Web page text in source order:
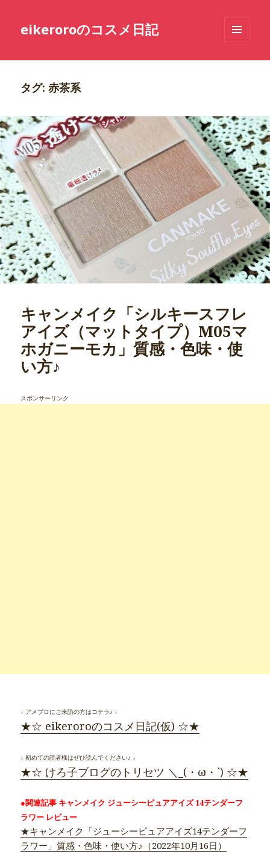
eikeroroのコスメ日記
ーとウ
タグ: 赤茶系
キャンメイク「シルキースフレ
アイズ（マットタイプ）M05マ
ホガニーモカ」質感・色味・使
い方♪
スポンサーリンク
↓ アメブロにご来訪の方はコチラ♪ ↓
★☆ eikeroroのコスメ日記(仮) ☆★
↓ 初めての読者様はぜひ読んでください♪ ↓
★☆ けろ子ブログのトリセツ ＼_(・ω・`) ☆★
●関連記事 キャンメイク ジューシーピュアアイズ 14テンダーフ
ラワー レビュー
★キャンメイク「ジューシーピュアアイズ14テンダーフ
ラワー」質感・色味・使い方♪（2022年10月16日）